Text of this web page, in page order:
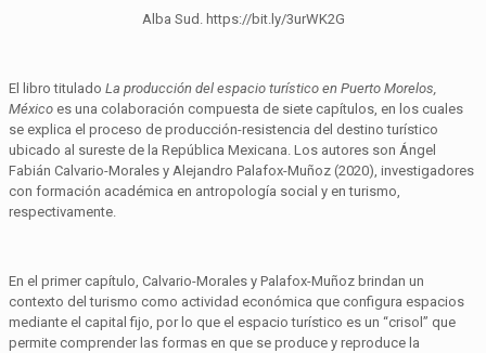
Alba Sud. https://bit.ly/3urWK2G
El libro titulado La producción del espacio turístico en Puerto Morelos,
México es una colaboración compuesta de siete capítulos, en los cuales
se explica el proceso de producción-resistencia del destino turístico
ubicado al sureste de la República Mexicana. Los autores son Ángel
Fabián Calvario-Morales y Alejandro Palafox-Muñoz (2020), investigadores
con formación académica en antropología social y en turismo,
respectivamente.
En el primer capítulo, Calvario-Morales y Palafox-Muñoz brindan un
contexto del turismo como actividad económica que configura espacios
mediante el capital fijo, por lo que el espacio turístico es un “crisol” que
permite comprender las formas en que se produce y reproduce la